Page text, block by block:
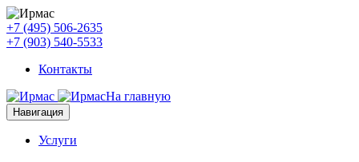
+7 (495) 506-2635
+7 (903) 540-5533
Контакты
На главную
Навигация
Услуги